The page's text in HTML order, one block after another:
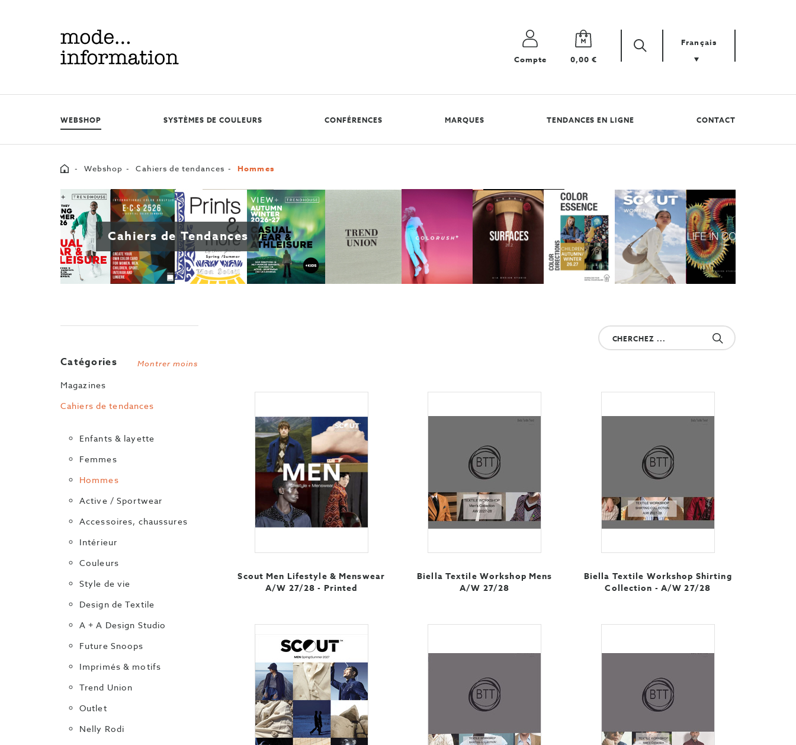
Mode
information
Compte 0,00 €
Cherchez
votre
Zoek Français
WEBSHOP SYSTÈMES DE COULEURS CONFÉRENCES MARQUES TENDANCES EN LIGNE CONTACT
HomeWebshop Cahiers de tendances Hommes
Cahiers de Tendances
Catégories Montrer moins
Magazines
Cahiers de tendances
Enfants & layette
Femmes
Hommes
Active / Sportwear
Accessoires, chaussures
Intérieur
Couleurs
Style de vie
Design de Textile
A + A Design Studio
Future Snoops
Imprimés & motifs
Trend Union
Outlet
Nelly Rodi
Cherchez
votre
produit
Scout Men Lifestyle & Menswear
A/W 27/28 - Printed
Biella Textile Workshop Mens
A/W 27/28
Biella Textile Workshop Shirting
Collection - A/W 27/28